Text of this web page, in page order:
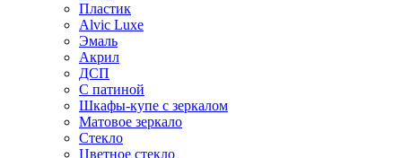
Пластик
Alvic Luxe
Эмаль
Акрил
ДСП
С патиной
Шкафы-купе с зеркалом
Матовое зеркало
Стекло
Цветное стекло